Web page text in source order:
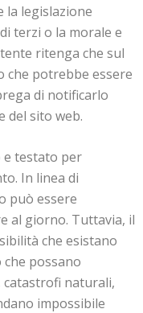
la legislazione
terzi o la morale e
ritenga che sul
che potrebbe essere
di notificarlo
del sito web.
e testato per
In linea di
può essere
al giorno. Tuttavia, il
che esistano
possano
catastrofi naturali,
impossibile